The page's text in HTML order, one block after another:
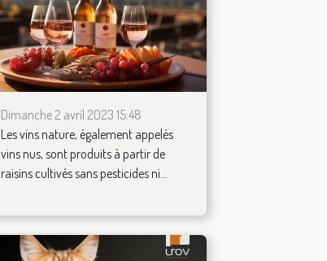
Dimanche 2 avril 2023 15:48
Les vins nature, également appelés
vins nus, sont produits à partir de
raisins cultivés sans pesticides ni...